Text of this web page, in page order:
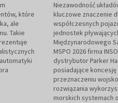
które
ale
Takie
Niezawodność
kluczowe znaczenie
współczesnych
jednostek
Międzynarodowego
MSPO 2026 firma
dystrybutor Parker
posiadające
przeznaczeniu
rozwiązania
morskich systemach